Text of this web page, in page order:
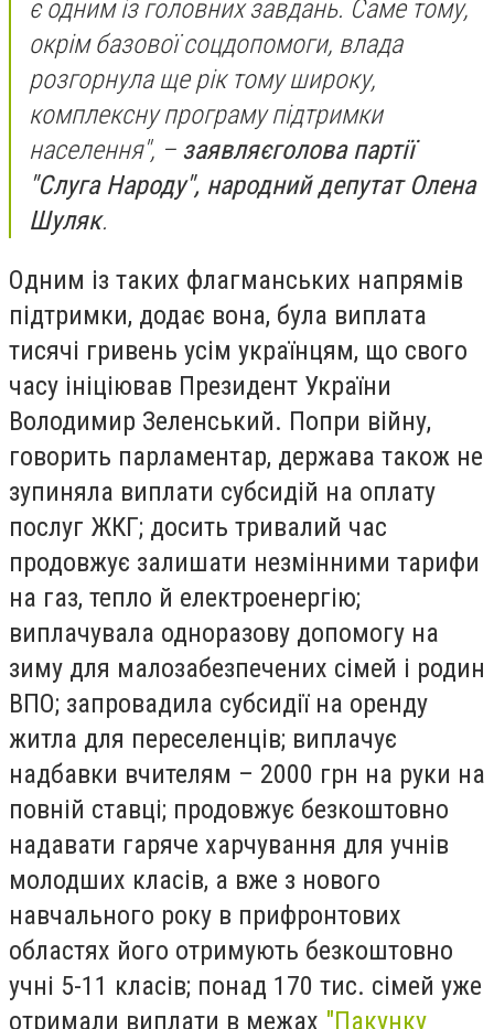
є одним із головних завдань. Саме тому,
окрім базової соцдопомоги, влада
розгорнула ще рік тому широку,
комплексну програму підтримки
населення", – заявляєголова партії
"Слуга Народу", народний депутат Олена
Шуляк.
Одним із таких флагманських напрямів
підтримки, додає вона, була виплата
тисячі гривень усім українцям, що свого
часу ініціював Президент України
Володимир Зеленський. Попри війну,
говорить парламентар, держава також не
зупиняла виплати субсидій на оплату
послуг ЖКГ; досить тривалий час
продовжує залишати незмінними тарифи
на газ, тепло й електроенергію;
виплачувала одноразову допомогу на
зиму для малозабезпечених сімей і родин
ВПО; запровадила субсидії на оренду
житла для переселенців; виплачує
надбавки вчителям – 2000 грн на руки на
повній ставці; продовжує безкоштовно
надавати гаряче харчування для учнів
молодших класів, а вже з нового
навчального року в прифронтових
областях його отримують безкоштовно
учні 5-11 класів; понад 170 тис. сімей уже
отримали виплати в межах "Пакунку